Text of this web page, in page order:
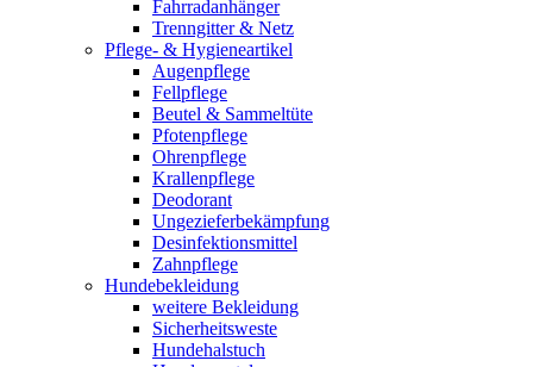
Fahrradanhänger
Trenngitter & Netz
Pflege- & Hygieneartikel
Augenpflege
Fellpflege
Beutel & Sammeltüte
Pfotenpflege
Ohrenpflege
Krallenpflege
Deodorant
Ungezieferbekämpfung
Desinfektionsmittel
Zahnpflege
Hundebekleidung
weitere Bekleidung
Sicherheitsweste
Hundehalstuch